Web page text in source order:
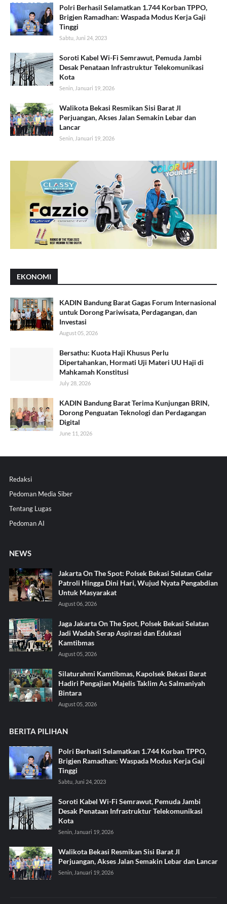
Polri Berhasil Selamatkan 1.744 Korban TPPO,
Brigjen Ramadhan: Waspada Modus Kerja Gaji
Tinggi
Sabtu, Juni 24, 2023
Soroti Kabel Wi-Fi Semrawut, Pemuda Jambi
Desak Penataan Infrastruktur Telekomunikasi
Kota
Senin, Januari 19, 2026
Walikota Bekasi Resmikan Sisi Barat Jl
Perjuangan, Akses Jalan Semakin Lebar dan
Lancar
Senin, Januari 19, 2026
EKONOMI
KADIN Bandung Barat Gagas Forum Internasional
untuk Dorong Pariwisata, Perdagangan, dan
Investasi
August 05, 2026
Bersathu: Kuota Haji Khusus Perlu
Dipertahankan, Hormati Uji Materi UU Haji di
Mahkamah Konstitusi
July 28, 2026
KADIN Bandung Barat Terima Kunjungan BRIN,
Dorong Penguatan Teknologi dan Perdagangan
Digital
June 11, 2026
Redaksi
Pedoman Media Siber
Tentang Lugas
Pedoman AI
NEWS
Jakarta On The Spot: Polsek Bekasi Selatan Gelar
Patroli Hingga Dini Hari, Wujud Nyata Pengabdian
Untuk Masyarakat
August 06, 2026
Jaga Jakarta On The Spot, Polsek Bekasi Selatan
Jadi Wadah Serap Aspirasi dan Edukasi
Kamtibmas
August 05, 2026
Silaturahmi Kamtibmas, Kapolsek Bekasi Barat
Hadiri Pengajian Majelis Taklim As Salmaniyah
Bintara
August 05, 2026
BERITA PILIHAN
Polri Berhasil Selamatkan 1.744 Korban TPPO,
Brigjen Ramadhan: Waspada Modus Kerja Gaji
Tinggi
Sabtu, Juni 24, 2023
Soroti Kabel Wi-Fi Semrawut, Pemuda Jambi
Desak Penataan Infrastruktur Telekomunikasi
Kota
Senin, Januari 19, 2026
Walikota Bekasi Resmikan Sisi Barat Jl
Perjuangan, Akses Jalan Semakin Lebar dan Lancar
Senin, Januari 19, 2026